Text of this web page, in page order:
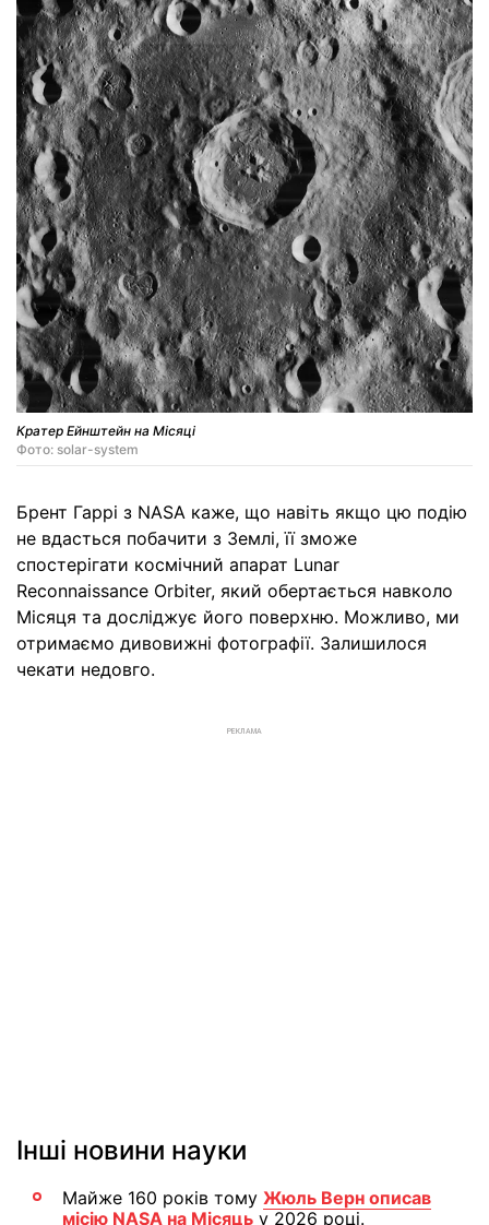
Кратер Ейнштейн на Місяці
Фото: solar-system
Брент Гаррі з NASA каже, що навіть якщо цю подію
не вдасться побачити з Землі, її зможе
спостерігати космічний апарат Lunar
Reconnaissance Orbiter, який обертається навколо
Місяця та досліджує його поверхню. Можливо, ми
отримаємо дивовижні фотографії. Залишилося
чекати недовго.
РЕКЛАМА
Інші новини науки
Майже 160 років тому Жюль Верн описав
місію NASA на Місяць у 2026 році.